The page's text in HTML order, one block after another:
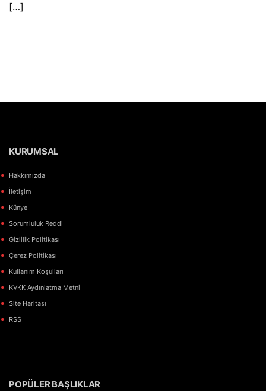
[…]
KURUMSAL
Hakkımızda
İletişim
Künye
Sorumluluk Reddi
Gizlilik Politikası
Çerez Politikası
Kullanım Koşulları
KVKK Aydınlatma Metni
Site Haritası
RSS
POPÜLER BAŞLIKLAR